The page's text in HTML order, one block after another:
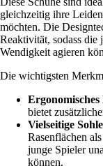
gleichzeitig ihre
möchten. Die
Reaktivität, sodass die
Wendigkeit agieren
Die wichtigsten
Ergonomisches
bietet
Vielseitige
Rasenflächen
junge Spieler
können.